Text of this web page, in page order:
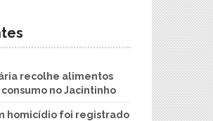
recolhe alimentos
no Jacintinho
homicídio foi registrado